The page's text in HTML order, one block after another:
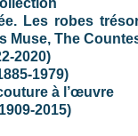
Les robes
Muse, The
2020)
1979)
à l’œuvre
2015)